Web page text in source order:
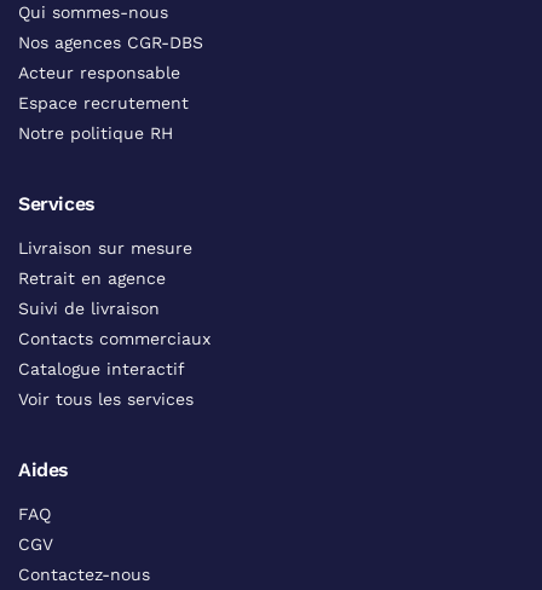
Qui sommes-nous
Nos agences CGR-DBS
Acteur responsable
Espace recrutement
Notre politique RH
Services
Livraison sur mesure
Retrait en agence
Suivi de livraison
Contacts commerciaux
Catalogue interactif
Voir tous les services
Aides
FAQ
CGV
Contactez-nous